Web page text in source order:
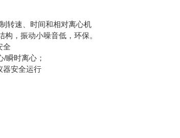
转速、时间和相对离心机
，振动小噪音低，环保。
全
瞬时离心；
器安全运行